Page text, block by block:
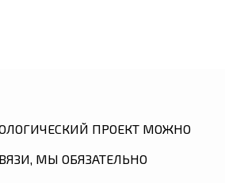
ПРОЕКТ МОЖНО
МЫ ОБЯЗАТЕЛЬНО